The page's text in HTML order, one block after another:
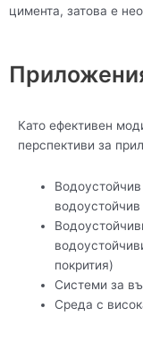
цимента, затова е
Като ефективен
перспективи за
покрития)
Системи за
Среда с